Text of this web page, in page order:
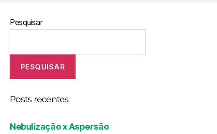
Pesquisar
PESQUISAR
Posts recentes
Nebulização x Aspersão